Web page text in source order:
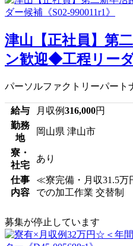
津山【正社員】第
ン歓迎◆工程リー
パーソルファクトリーパート
給与 月収例316,000円
勤務
地
岡山県 津山市
寮・
社宅
あり
仕事
内容
≪寮完備・月収31.5
での加工作業 交替制
募集が停止しています